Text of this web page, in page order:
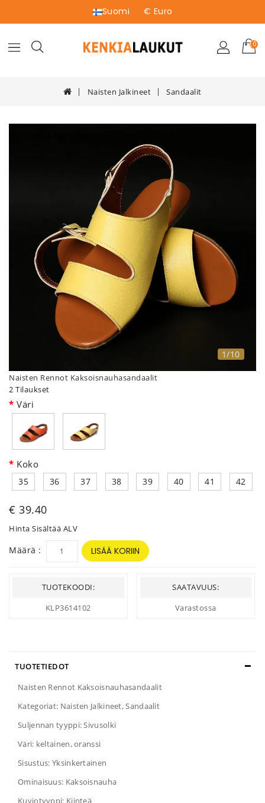
Suomi € Euro
(0)
Naisten Jalkineet Sandaalit
1/10
Naisten Rennot Kaksoisnauhasandaalit
2 Tilaukset
Väri
Koko
35 36 37 38 39 40 41 42
€ 39.40
Hinta Sisältää ALV
Määrä : LISÄÄ KORIIN
TUOTEKOODI:
KLP3614102
SAATAVUUS:
Varastossa
TUOTETIEDOT
Naisten Rennot Kaksoisnauhasandaalit
Kategoriat: Naisten Jalkineet, Sandaalit
Suljennan tyyppi: Sivusolki
Väri: keltainen, oranssi
Sisustus: Yksinkertainen
Ominaisuus: Kaksoisnauha
Kuviotyyppi: Kiinteä